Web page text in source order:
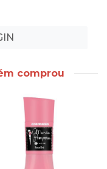
comprou